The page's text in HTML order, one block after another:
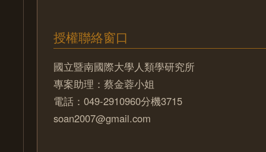
授權聯絡窗口
國立暨南國際大學人類學研究所
專案助理：蔡金蓉小姐
電話：049-2910960分機3715
soan2007@gmail.com